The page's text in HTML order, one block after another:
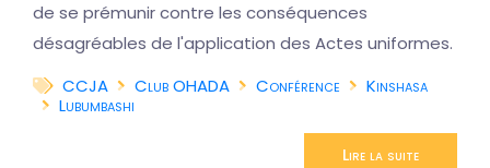
de se prémunir contre les conséquences
désagréables de l'application des Actes uniformes.
CCJA
Club OHADA Conférence
Kinshasa
Lubumbashi
Lire la suite